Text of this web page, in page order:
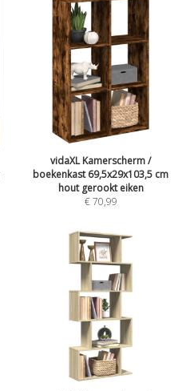
vidaXL Kamerscherm /
boekenkast 69,5x29x103,5 cm
hout gerookt eiken
€70,99